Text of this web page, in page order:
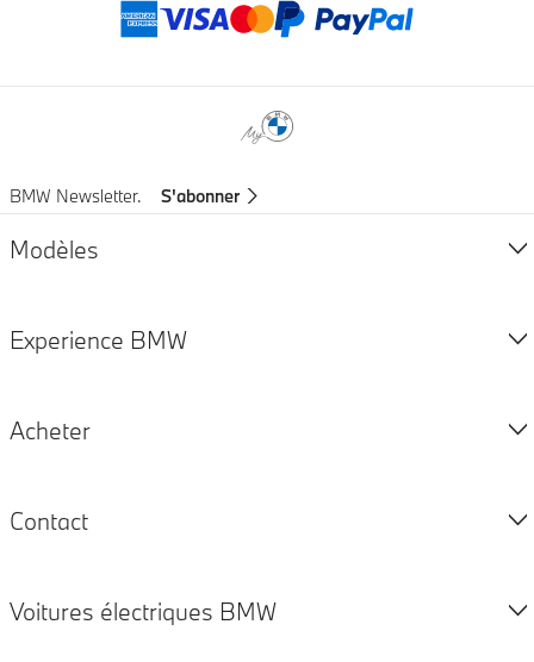
Modes de